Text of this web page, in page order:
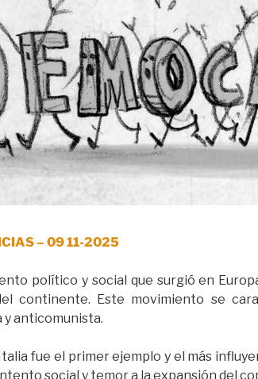
– 09 11-2025
político y social que surgió en
continente. Este movimiento se
anticomunista.
fue el primer ejemplo y el más
social y temor a la expansión del